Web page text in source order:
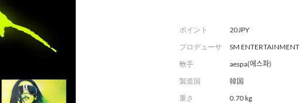
ポイント
20JPY
プロデューサ
ー
SM ENTERTAINMENT
歌手
aespa(에스파)
製造国
韓国
重さ
0.70 kg